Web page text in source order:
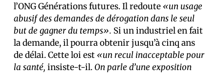
l’ONG Générations futures. Il redoute «un usage
abusif des demandes de dérogation dans le seul
but de gagner du temps». Si un industriel en fait
la demande, il pourra obtenir jusqu’à cinq ans
de délai. Cette loi est «un recul inacceptable pour
la santé, insiste-t-il. On parle d’une exposition